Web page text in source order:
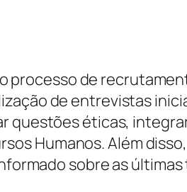
processo de
de entrevistas
éticas,
Humanos. Além
sobre as